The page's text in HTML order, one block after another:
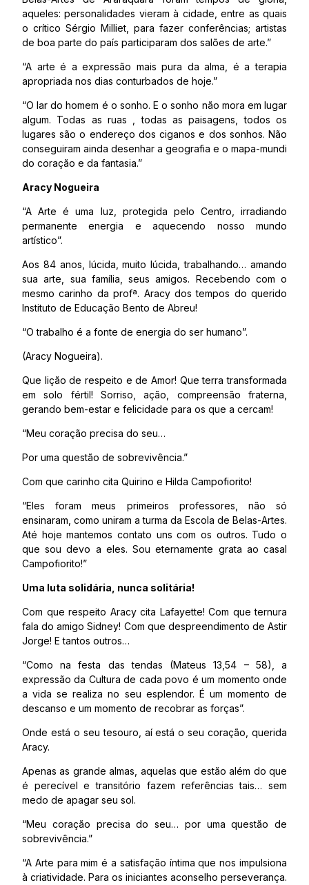
aqueles: personalidades vieram à cidade, entre as quais
o crítico Sérgio Milliet, para fazer conferências; artistas
de boa parte do país participaram dos salões de arte.”
“A arte é a expressão mais pura da alma, é a terapia
apropriada nos dias conturbados de hoje.”
“O lar do homem é o sonho. E o sonho não mora em lugar
algum. Todas as ruas , todas as paisagens, todos os
lugares são o endereço dos ciganos e dos sonhos. Não
conseguiram ainda desenhar a geografia e o mapa-mundi
do coração e da fantasia.”
Aracy Nogueira
“A Arte é uma luz, protegida pelo Centro, irradiando
permanente energia e aquecendo nosso mundo
artístico”.
Aos 84 anos, lúcida, muito lúcida, trabalhando… amando
sua arte, sua família, seus amigos. Recebendo com o
mesmo carinho da profª. Aracy dos tempos do querido
Instituto de Educação Bento de Abreu!
“O trabalho é a fonte de energia do ser humano”.
(Aracy Nogueira).
Que lição de respeito e de Amor! Que terra transformada
em solo fértil! Sorriso, ação, compreensão fraterna,
gerando bem-estar e felicidade para os que a cercam!
“Meu coração precisa do seu…
Por uma questão de sobrevivência.”
Com que carinho cita Quirino e Hilda Campofiorito!
“Eles foram meus primeiros professores, não só
ensinaram, como uniram a turma da Escola de Belas-Artes.
Até hoje mantemos contato uns com os outros. Tudo o
que sou devo a eles. Sou eternamente grata ao casal
Campofiorito!”
Uma luta solidária, nunca solitária!
Com que respeito Aracy cita Lafayette! Com que ternura
fala do amigo Sidney! Com que despreendimento de Astir
Jorge! E tantos outros…
“Como na festa das tendas (Mateus 13,54 – 58), a
expressão da Cultura de cada povo é um momento onde
a vida se realiza no seu esplendor. É um momento de
descanso e um momento de recobrar as forças”.
Onde está o seu tesouro, aí está o seu coração, querida
Aracy.
Apenas as grande almas, aquelas que estão além do que
é perecível e transitório fazem referências tais… sem
medo de apagar seu sol.
“Meu coração precisa do seu… por uma questão de
sobrevivência.”
“A Arte para mim é a satisfação íntima que nos impulsiona
à criatividade. Para os iniciantes aconselho perseverança.